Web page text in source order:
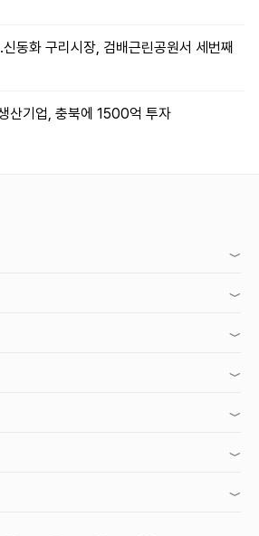
동화 구리시장, 검배근린공원서 세번째
산기업, 충북에 1500억 투자